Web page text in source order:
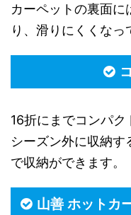
カーペットの裏面に
り、滑りにくくなっ
16折にまでコンパク
シーズン外に収納す
で収納ができます。
山善 ホットカ